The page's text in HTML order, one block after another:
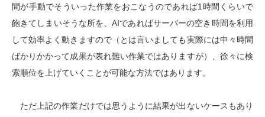
間が手動でそういった作業をおこなうのであれば1時間くらいで
飽きてしまいそうな所を、AIであればサーバーの空き時間を利用
して効率よく動きますので（とは言いましても実際には中々時間
ばかりかかって成果が表れ難い作業ではありますが）、徐々に検
索順位を上げていくことが可能な方法ではあります。
ただ上記の作業だけでは思うように結果が出ないケースもあり